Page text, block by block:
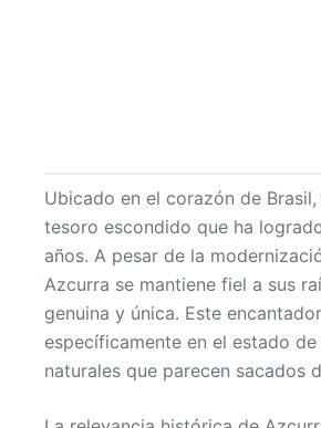
Ubicado en el corazón de
tesoro escondido que ha
años. A pesar de la
Azcurra se mantiene fiel a sus
genuina y única. Este
específicamente en el estado
naturales que parecen sacados